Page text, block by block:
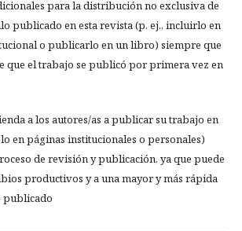
para la distribución no exclusiva de
publicado en esta revista (p. ej., incluirlo en
o publicarlo en un libro) siempre que
que el trabajo se publicó por primera vez en
a los autores/as a publicar su trabajo en
en páginas institucionales o personales)
de revisión y publicación, ya que puede
productivos y a una mayor y más rápida
publicado